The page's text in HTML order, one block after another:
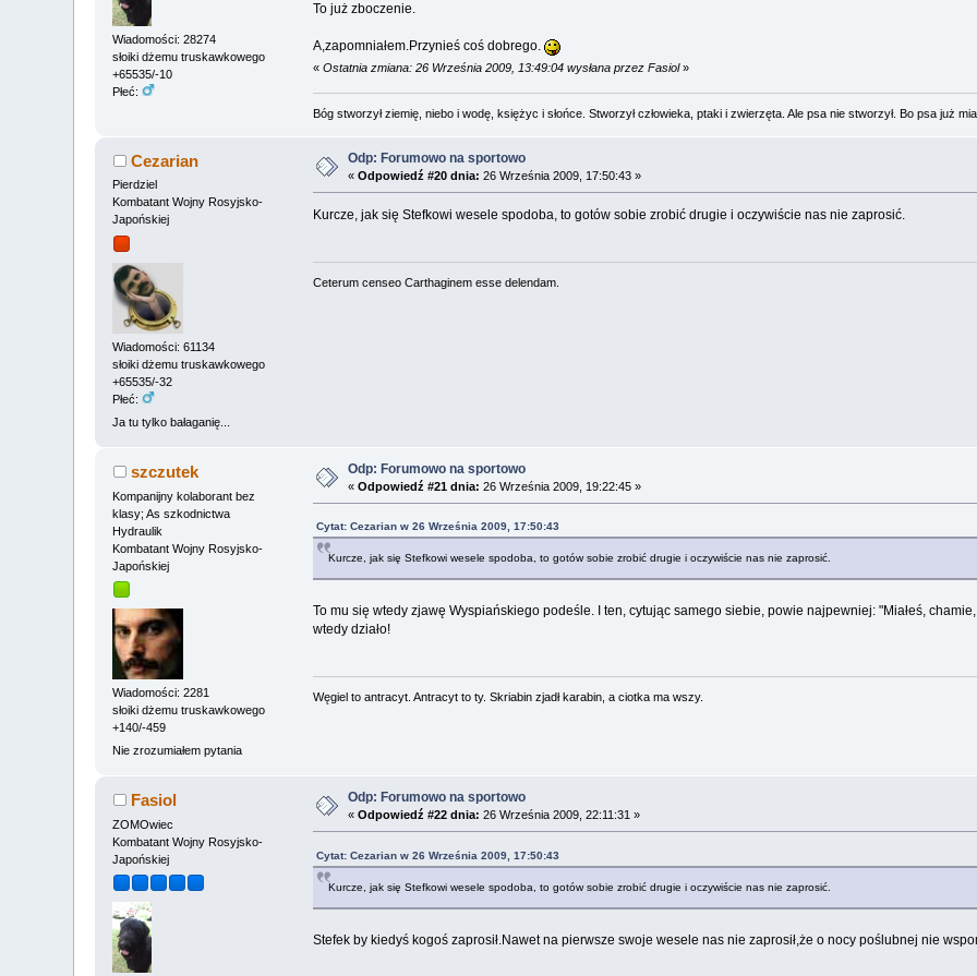
Wiadomości: 28274
słoiki dżemu truskawkowego
+65535/-10
Płeć:
To już zboczenie.
A,zapomniałem.Przynieś coś dobrego.
« Ostatnia zmiana: 26 Września 2009, 13:49:04 wysłana przez Fasiol»
Bóg stworzył ziemię, niebo i wodę, księżyc i słońce. Stworzył człowieka, ptaki i zwierzęta. Ale psa nie stworzył. Bo psa już
Cezarian
Pierdziel
Kombatant Wojny Rosyjsko-
Japońskiej
Wiadomości: 61134
słoiki dżemu truskawkowego
+65535/-32
Płeć:
Ja tu tylko bałaganię...
Odp: Forumowo na sportowo
«Odpowiedź #20 dnia: 26 Września 2009, 17:50:43 »
Kurcze, jak się Stefkowi wesele spodoba, to gotów sobie zrobić drugie i oczywiście nas nie zaprosić.
Ceterum censeo Carthaginem esse delendam.
szczutek
Kompanijny kolaborant bez
klasy; As szkodnictwa
Hydraulik
Kombatant Wojny Rosyjsko-
Japońskiej
Wiadomości: 2281
słoiki dżemu truskawkowego
+140/-459
Nie zrozumiałem pytania
Odp: Forumowo na sportowo
«Odpowiedź #21 dnia: 26 Września 2009, 19:22:45 »
Cytat: Cezarian w 26 Września 2009, 17:50:43
Kurcze, jak się Stefkowi wesele spodoba, to gotów sobie zrobić drugie i oczywiście nas nie zaprosić.
To mu się wtedy zjawę Wyspiańskiego podeśle. I ten, cytując samego siebie, powie najpewniej: "Miałeś,
wtedy działo!
Węgiel to antracyt. Antracyt to ty. Skriabin zjadł karabin, a ciotka ma wszy.
Fasiol
ZOMOwiec
Kombatant Wojny Rosyjsko-
Japońskiej
Odp: Forumowo na sportowo
«Odpowiedź #22 dnia: 26 Września 2009, 22:11:31 »
Cytat: Cezarian w 26 Września 2009, 17:50:43
Kurcze, jak się Stefkowi wesele spodoba, to gotów sobie zrobić drugie i oczywiście nas nie zaprosić.
Stefek by kiedyś kogoś zaprosił.Nawet na pierwsze swoje wesele nas nie zaprosił,że o nocy poślubnej nie